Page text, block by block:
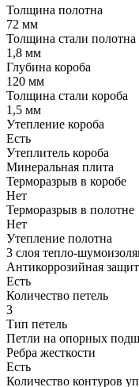
Толщина полотна
72 мм
Толщина стали полотна
1,8 мм
Глубина короба
120 мм
Толщина стали короба
1,5 мм
Утепление короба
Есть
Утеплитель короба
Минеральная плита
Терморазрыв в коробе
Нет
Терморазрыв в полотне
Нет
Утепление полотна
3 слоя тепло-
Антикоррозийная
Есть
Количество петель
3
Тип петель
Петли на опорных
Ребра жесткости
Есть
Количество контуров